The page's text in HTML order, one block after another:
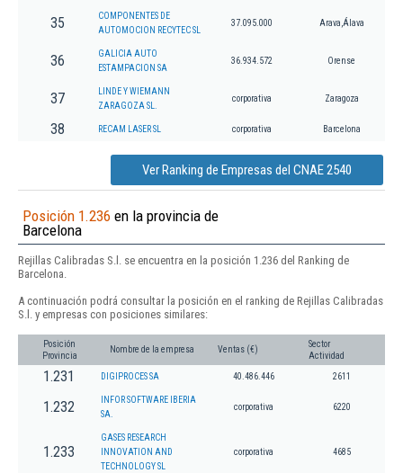
35
COMPONENTES DE
AUTOMOCION RECYTEC SL
37.095.000 Arava,Álava
36
GALICIA AUTO
ESTAMPACION SA
36.934.572 Orense
37
LINDE Y WIEMANN
ZARAGOZA SL.
corporativa Zaragoza
38 RECAM LASER SL corporativa Barcelona
Ver Ranking de Empresas del CNAE 2540
Posición 1.236 en la provincia de
Barcelona
Rejillas Calibradas S.l. se encuentra en la posición 1.236 del Ranking de
Barcelona.
A continuación podrá consultar la posición en el ranking de Rejillas Calibradas
S.l. y empresas con posiciones similares:
Posición
Provincia
Nombre de la empresa Ventas (€)
Sector
Actividad
1.231 DIGIPROCES SA 40.486.446 2611
1.232
INFOR SOFTWARE IBERIA
SA.
corporativa 6220
1.233
GASES RESEARCH
INNOVATION AND
TECHNOLOGY SL
corporativa 4685